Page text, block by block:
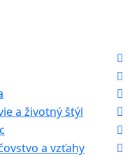
a životný štýl
a vzťahy